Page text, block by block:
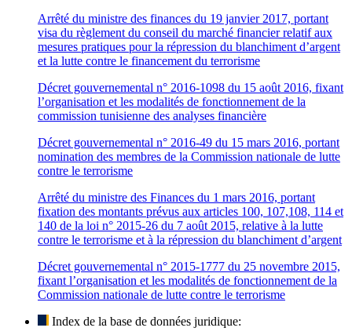
Arrêté du ministre des finances du 19 janvier 2017, portant
visa du règlement du conseil du marché financier relatif aux
mesures pratiques pour la répression du blanchiment d’argent
et la lutte contre le financement du terrorisme
Décret gouvernemental n° 2016-1098 du 15 août 2016, fixant
l’organisation et les modalités de fonctionnement de la
commission tunisienne des analyses financière
Décret gouvernemental n° 2016-49 du 15 mars 2016, portant
nomination des membres de la Commission nationale de lutte
contre le terrorisme
Arrêté du ministre des Finances du 1 mars 2016, portant
fixation des montants prévus aux articles 100, 107,108, 114 et
140 de la loi n° 2015-26 du 7 août 2015, relative à la lutte
contre le terrorisme et à la répression du blanchiment d’argent
Décret gouvernemental n° 2015-1777 du 25 novembre 2015,
fixant l’organisation et les modalités de fonctionnement de la
Commission nationale de lutte contre le terrorisme
Index de la base de données juridique: